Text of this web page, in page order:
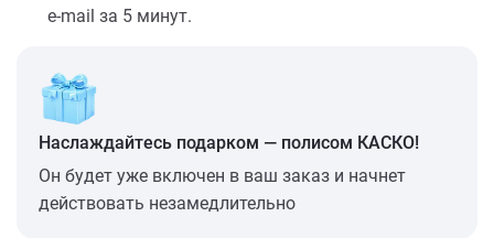
e-mail за 5 минут.
Наслаждайтесь подарком — полисом КАСКО!
Он будет уже включен в ваш заказ и начнет
действовать незамедлительно